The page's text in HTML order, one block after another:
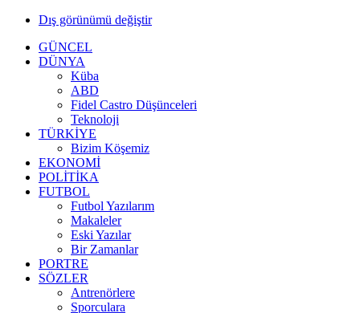
Dış görünümü değiştir
GÜNCEL
DÜNYA
Küba
ABD
Fidel Castro Düşünceleri
Teknoloji
TÜRKİYE
Bizim Köşemiz
EKONOMİ
POLİTİKA
FUTBOL
Futbol Yazılarım
Makaleler
Eski Yazılar
Bir Zamanlar
PORTRE
SÖZLER
Antrenörlere
Sporculara